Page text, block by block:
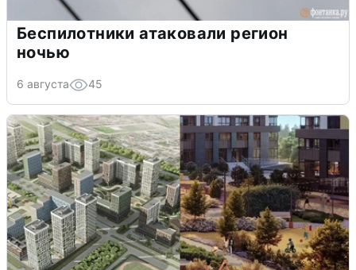
Беспилотники атаковали регион
ночью
6 августа 45